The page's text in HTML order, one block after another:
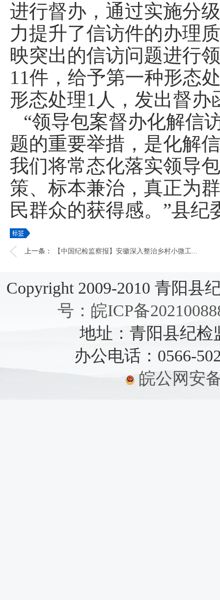
进行督办，通过实施分
力提升了信访件的办理
映突出的信访问题进行
11件，给予第一种形态
形态处理1人，发出督办
“领导包案督办化解信
题的重要举措，是化解
我们将常态化落实领导
策、标本兼治，真正为
民群众的获得感。”县
上一条： 【中国纪检监察报】安徽深入整治乡村小微工...
Copyright 2009-2010 青阳县
号：皖ICP备
地址：青阳县纪检
办公电话：0566-
皖公网安